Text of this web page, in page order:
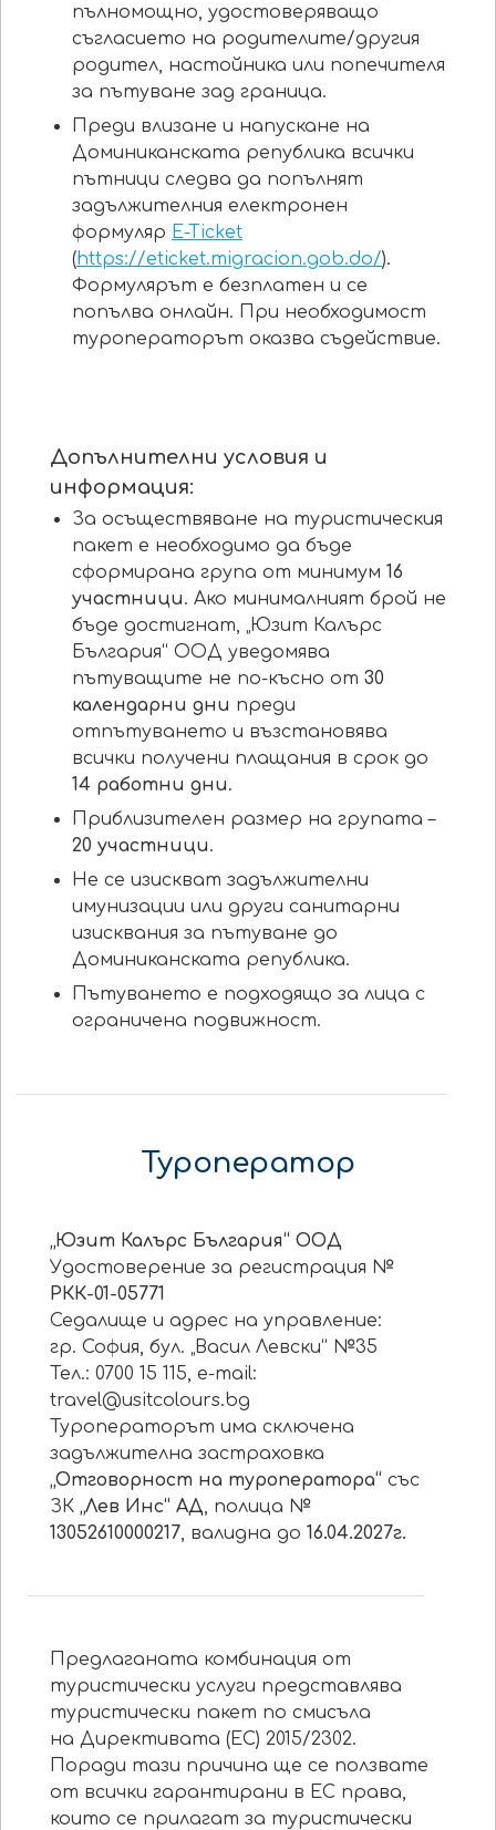
пълномощно, удостоверяващо
съгласието на родителите/другия
родител, настойника или попечителя
за пътуване зад граница.
Преди влизане и напускане на
Доминиканската република всички
пътници следва да попълнят
задължителния електронен
формуляр E-Ticket
(https://eticket.migracion.gob.do/).
Формулярът е безплатен и се
попълва онлайн. При необходимост
туроператорът оказва съдействие.
Допълнителни условия и
информация:
За осъществяване на туристическия
пакет е необходимо да бъде
сформирана група от минимум 16
участници. Ако минималният брой не
бъде достигнат, „Юзит Калърс
България“ ООД уведомява
пътуващите не по-късно от 30
календарни дни преди
отпътуването и възстановява
всички получени плащания в срок до
14 работни дни.
Приблизителен размер на групата –
20 участници.
Не се изискват задължителни
имунизации или други санитарни
изисквания за пътуване до
Доминиканската република.
Пътуването е подходящо за лица с
ограничена подвижност.
Туроператор
„Юзит Калърс България“ ООД
Удостоверение за регистрация №
РКК-01-05771
Седалище и адрес на управление:
гр. София, бул. „Васил Левски“ №35
Тел.: 0700 15 115, e-mail:
travel@usitcolours.bg
Туроператорът има сключена
задължителна застраховка
„Отговорност на туроператора“ със
ЗК „Лев Инс“ АД, полица №
13052610000217, валидна до 16.04.2027г.
Предлаганата комбинация от
туристически услуги представлява
туристически пакет по смисъла
на Директивата (ЕС) 2015/2302.
Поради тази причина ще се ползвате
от всички гарантирани в ЕС права,
които се прилагат за туристически